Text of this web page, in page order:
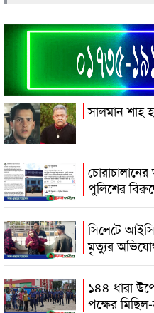
সালমান শাহ
পুলিশের
সিলেটে
মৃত্যুর
১৪৪ ধারা
পক্ষের